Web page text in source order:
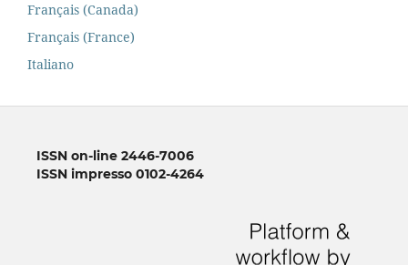
Français (Canada)
Français (France)
Italiano
ISSN on-line 2446-7006
ISSN impresso 0102-4264